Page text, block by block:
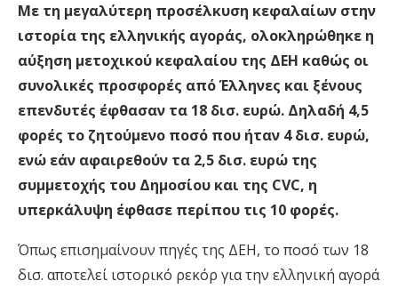
Με τη μεγαλύτερη προσέλκυση κεφαλαίων στην
ιστορία της ελληνικής αγοράς, ολοκληρώθηκε η
αύξηση μετοχικού κεφαλαίου της ΔΕΗ καθώς οι
συνολικές προσφορές από Έλληνες και ξένους
επενδυτές έφθασαν τα 18 δισ. ευρώ. Δηλαδή 4,5
φορές το ζητούμενο ποσό που ήταν 4 δισ. ευρώ,
ενώ εάν αφαιρεθούν τα 2,5 δισ. ευρώ της
συμμετοχής του Δημοσίου και της CVC, η
υπερκάλυψη έφθασε περίπου τις 10 φορές.
Όπως επισημαίνουν πηγές της ΔΕΗ, το ποσό των 18
δισ. αποτελεί ιστορικό ρεκόρ για την ελληνική αγορά